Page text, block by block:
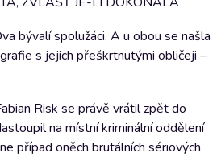
bývalí spolužáci. A u obou se našla
s jejich přeškrtnutými obličeji –
Risk se právě vrátil zpět do
na místní kriminální oddělení
případ oněch brutálních sériových